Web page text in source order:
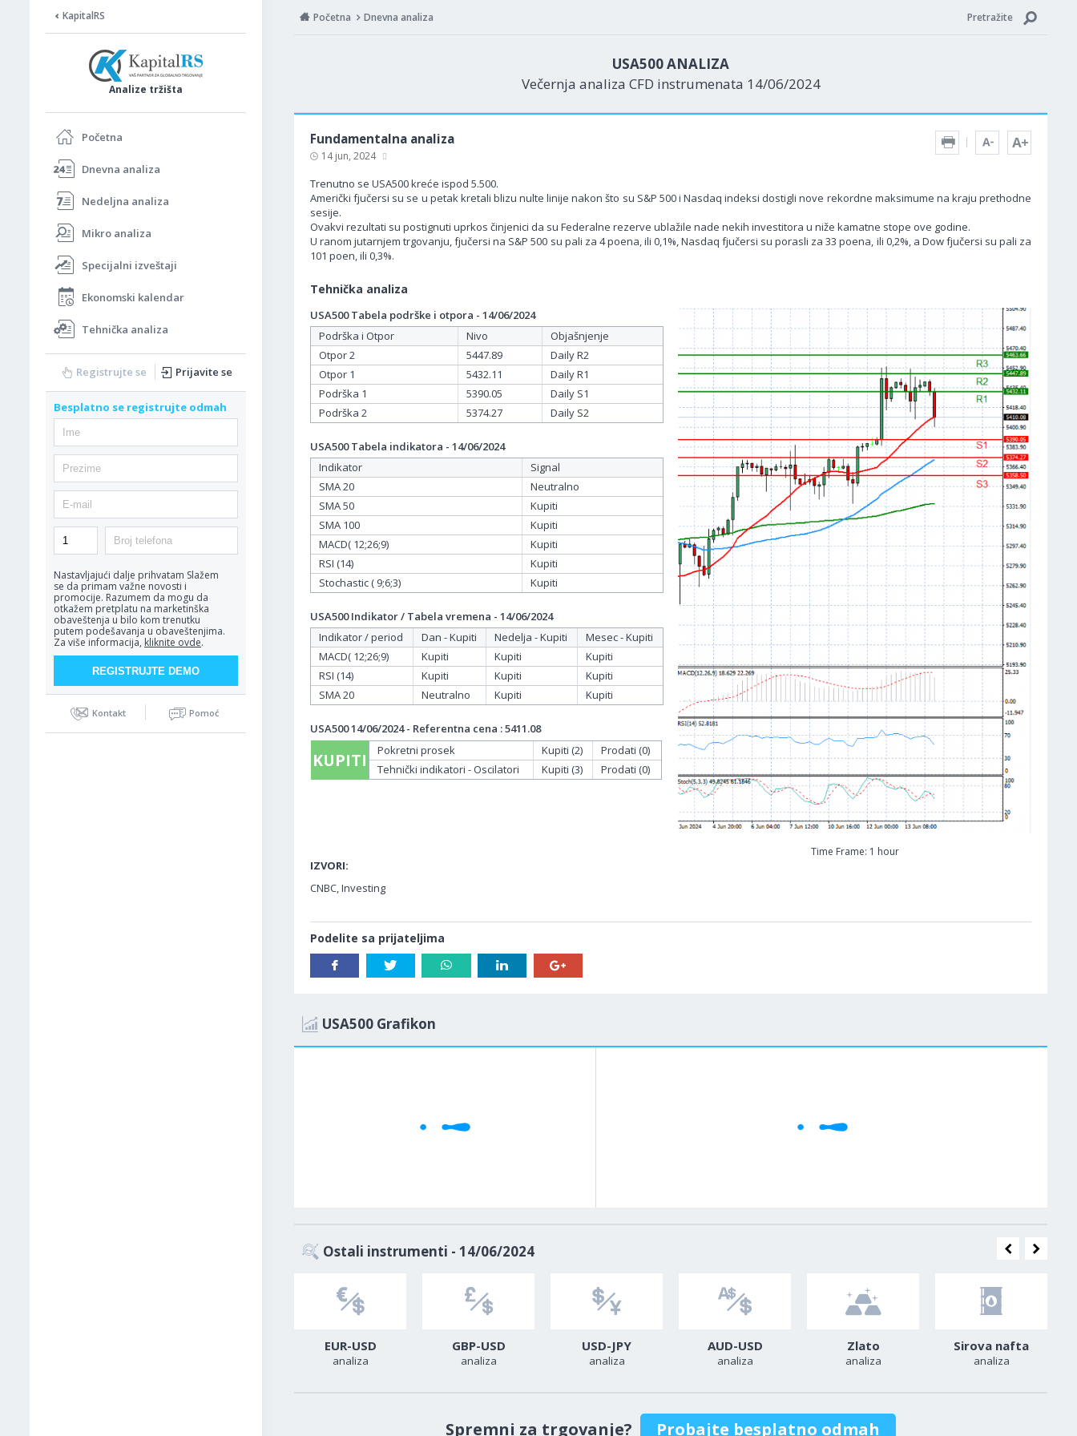
KapitalRS
Analize tržišta
Početna
Dnevna analiza
Nedeljna analiza
Mikro analiza
Specijalni izveštaji
Ekonomski kalendar
Tehnička analiza
Registrujte se Prijavite se
Besplatno se registrujte odmah
Nastavljajući dalje prihvatam Slažem
se da primam važne novosti i
promocije. Razumem da mogu da
otkažem pretplatu na marketinška
obaveštenja u bilo kom trenutku
putem podešavanja u obaveštenjima.
Za više informacija, kliknite ovde.
Kontakt Pomoć
Početna Dnevna analiza Pretražite
USA500 ANALIZA
Večernja analiza CFD instrumenata 14/06/2024
Fundamentalna analiza
14 jun, 2024
Trenutno se USA500 kreće ispod 5.500.
Američki fjučersi su se u petak kretali blizu nulte linije nakon što su S&P 500 i Nasdaq indeksi dostigli nove rekordne maksimume na kraju prethodne
sesije.
Ovakvi rezultati su postignuti uprkos činjenici da su Federalne rezerve ublažile nade nekih investitora u niže kamatne stope ove godine.
U ranom jutarnjem trgovanju, fjučersi na S&P 500 su pali za 4 poena, ili 0,1%, Nasdaq fjučersi su porasli za 33 poena, ili 0,2%, a Dow fjučersi su pali za
101 poen, ili 0,3%.
Tehnička analiza
Time Frame: 1 hour
USA500 Tabela podrške i otpora - 14/06/2024
Podrška i Otpor
Nivo
Objašnjenje
Otpor 2
5447.89
Daily R2
Otpor 1
5432.11
Daily R1
Podrška 1
5390.05
Daily S1
Podrška 2
5374.27 Daily S2
USA500 Tabela indikatora - 14/06/2024
Indikator
Signal
SMA 20
Neutralno
SMA 50
Kupiti
SMA 100
Kupiti
MACD( 12;26;9)
Kupiti
RSI (14)
Kupiti
Stochastic ( 9;6;3)
Kupiti
USA500 Indikator / Tabela vremena - 14/06/2024
Indikator / period
Dan - Kupiti Nedelja - Kupiti
Mesec - Kupiti
MACD( 12;26;9)
Kupiti Kupiti
Kupiti
RSI (14)
Kupiti Kupiti
Kupiti
SMA 20
Neutralno Kupiti Kupiti
USA500 14/06/2024 - Referentna cena : 5411.08
KUPITI Pokretni prosek Kupiti (2)
Prodati (0)
Tehnički indikatori - Oscilatori
Kupiti (3) Prodati (0)
IZVORI:
CNBC, Investing
Podelite sa prijateljima
USA500 Grafikon
Ostali instrumenti - 14/06/2024
EUR-USD
analiza
GBP-USD
analiza
USD-JPY
analiza
AUD-USD
analiza
Zlato
analiza
Sirova nafta
analiza
Spremni za trgovanje? Probajte besplatno odmah